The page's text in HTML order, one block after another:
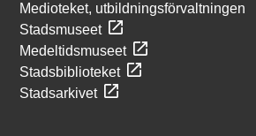
Medioteket, utbildningsförvaltningen
Stadsmuseet
Medeltidsmuseet
Stadsbiblioteket
Stadsarkivet